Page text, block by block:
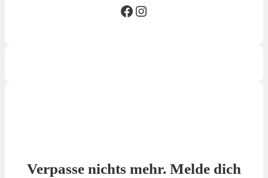
Facebook SGInsta SG
Verpasse nichts mehr. Melde dich